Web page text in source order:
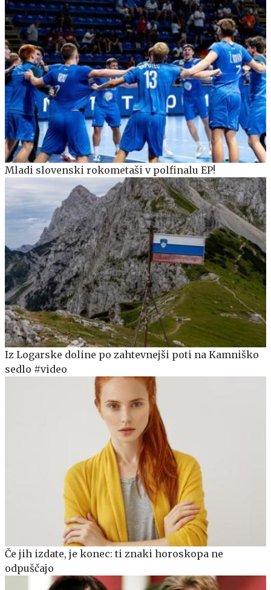
Mladi slovenski rokometaši v polfinalu EP!
Iz Logarske doline po zahtevnejši poti na Kamniško
sedlo #video
Če jih izdate, je konec: ti znaki horoskopa ne
odpuščajo